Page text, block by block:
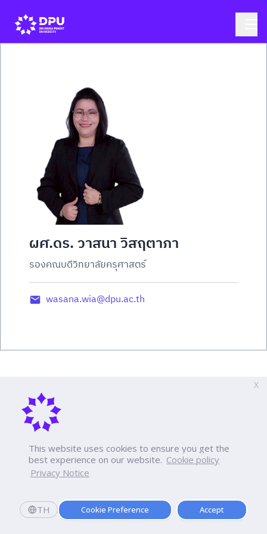
This website uses cookies to ensure you get the
best experience on our website. Cookie policy
Privacy Notice
TH Cookie Preference Accept
X
ผศ.ดร. วาสนา วิสฤตาภา
รองคณบดีวิทยาลัยครุศาสตร์
wasana.wia@dpu.ac.th